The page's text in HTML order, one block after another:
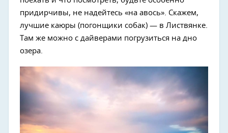
придирчивы, не надейтесь «на авось». Скажем,
лучшие каюры (погонщики собак) — в Листвянке.
Там же можно с дайверами погрузиться на дно
озера.